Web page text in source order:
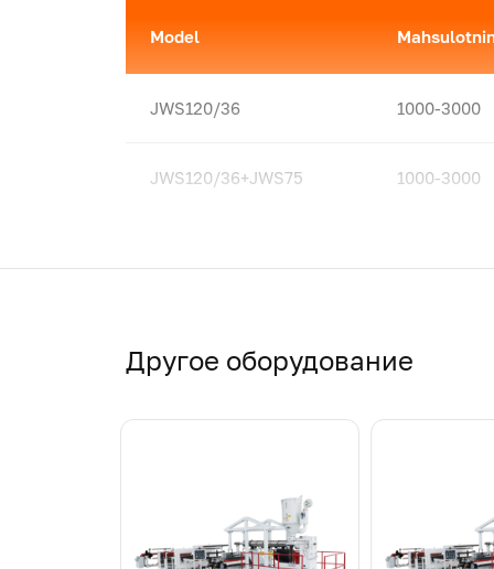
Model
JWS120/36 1000-3000
JWS120/36+JWS75 1000-3000
Другое оборудование